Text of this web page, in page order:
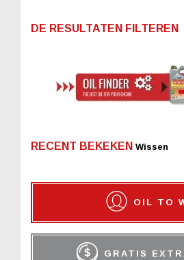
DE RESULTATEN FILTEREN
RECENT BEKEKEN Wissen
OIL TO
GRATIS